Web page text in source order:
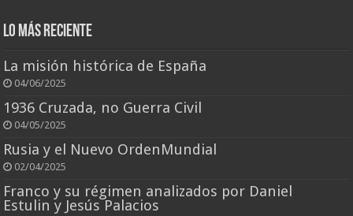
Lo más reciente
La misión histórica de España
04/06/2025
1936 Cruzada, no Guerra Civil
04/05/2025
Rusia y el Nuevo OrdenMundial
02/04/2025
Franco y su régimen analizados por Daniel
Estulin y Jesús Palacios